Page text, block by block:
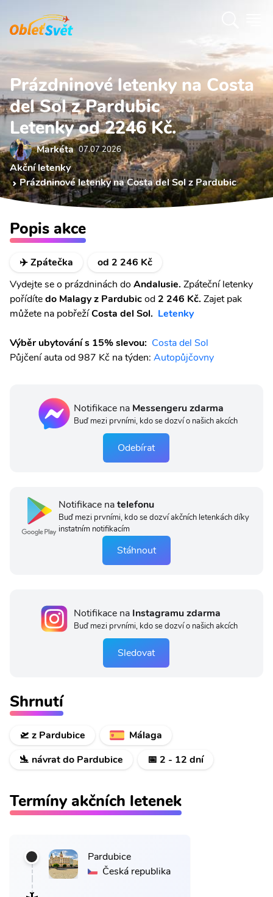
Prázdninové letenky na Costa
del Sol z Pardubic
Letenky od 2246 Kč.
Markéta 07.07 2026
Akční letenky
Prázdninové letenky na Costa del Sol z Pardubic
Popis akce
✈️ Zpátečka
od 2 246 Kč
Vydejte se o prázdninách do Andalusie. Zpáteční letenky
pořídítedo Malagy z Pardubicod 2 246 Kč. Zajet pak
můžete na pobřežíCosta del Sol. Letenky
Výběr ubytování s 15% slevou: Costa del Sol
Půjčení auta od 987 Kč na týden: Autopůjčovny
Notifikace na Messengeru zdarma
Buď mezi prvními, kdo se dozví o našich akcích
Odebírat
Notifikace natelefonu
Buď mezi prvními, kdo se dozví akčních letenkách díky
instatním notifikacím
Stáhnout
Notifikace na Instagramu zdarma
Buď mezi prvními, kdo se dozví o našich akcích
Sledovat
Shrnutí
🛫 z Pardubice
Málaga
🛬 návrat do Pardubice
📅 2 - 12 dní
Termíny akčních letenek
Pardubice
Česká republika